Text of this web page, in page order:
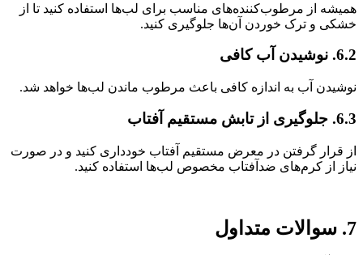
همیشه از مرطوب‌کننده‌های مناسب برای لب‌ها استفاده کنید تا از
خشکی و ترک خوردن آن‌ها جلوگیری کنید.
6.2. نوشیدن آب کافی
نوشیدن آب به اندازه کافی باعث مرطوب ماندن لب‌ها خواهد شد.
6.3. جلوگیری از تابش مستقیم آفتاب
از قرار گرفتن در معرض مستقیم آفتاب خودداری کنید و در صورت
نیاز از کرم‌های ضدآفتاب مخصوص لب‌ها استفاده کنید.
7. سوالات متداول